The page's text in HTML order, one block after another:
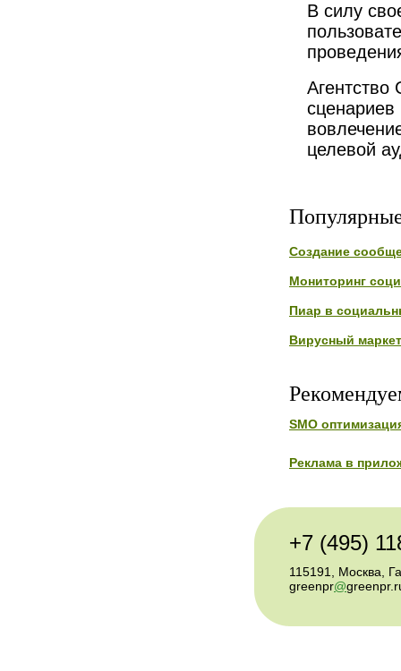
В силу
Агентство
целевой
Создание
Мониторинг
Пиар в
Вирусный
SMO
Реклама в
+7 (495)
115191, Москва,
greenpr@